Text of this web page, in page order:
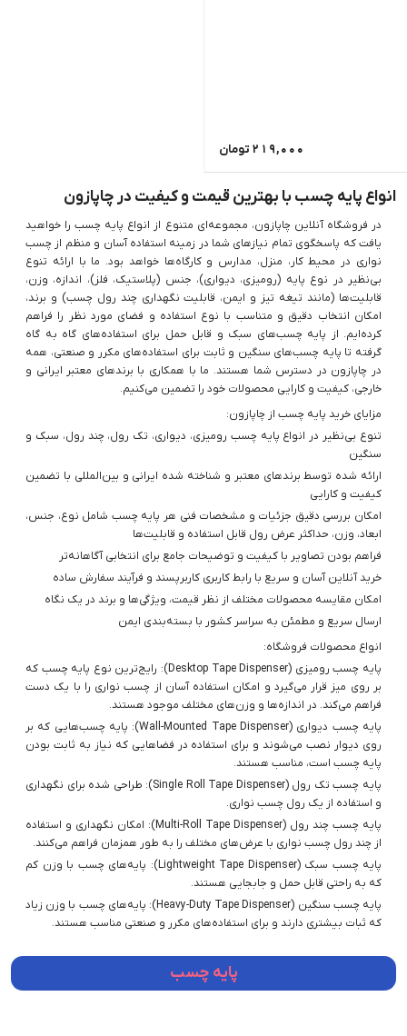
219,000 تومان
انواع پایه چسب با بهترین قیمت و کیفیت در چاپازون
در فروشگاه آنلاین چاپازون، مجموعه‌ای متنوع از انواع پایه چسب را خواهید
یافت که پاسخگوی تمام نیازهای شما در زمینه استفاده آسان و منظم از چسب
نواری در محیط کار، منزل، مدارس و کارگاه‌ها خواهد بود. ما با ارائه تنوع
بی‌نظیر در نوع پایه (رومیزی، دیواری)، جنس (پلاستیک، فلز)، اندازه، وزن،
قابلیت‌ها (مانند تیغه تیز و ایمن، قابلیت نگهداری چند رول چسب) و برند،
امکان انتخاب دقیق و متناسب با نوع استفاده و فضای مورد نظر را فراهم
کرده‌ایم. از پایه چسب‌های سبک و قابل حمل برای استفاده‌های گاه به گاه
گرفته تا پایه چسب‌های سنگین و ثابت برای استفاده‌های مکرر و صنعتی، همه
در چاپازون در دسترس شما هستند. ما با همکاری با برندهای معتبر ایرانی و
خارجی، کیفیت و کارایی محصولات خود را تضمین می‌کنیم.
مزایای خرید پایه چسب از چاپازون:
تنوع بی‌نظیر در انواع پایه چسب رومیزی، دیواری، تک رول، چند رول، سبک و
سنگین
ارائه شده توسط برندهای معتبر و شناخته شده ایرانی و بین‌المللی با تضمین
کیفیت و کارایی
امکان بررسی دقیق جزئیات و مشخصات فنی هر پایه چسب شامل نوع، جنس،
ابعاد، وزن، حداکثر عرض رول قابل استفاده و قابلیت‌ها
فراهم بودن تصاویر با کیفیت و توضیحات جامع برای انتخابی آگاهانه‌تر
خرید آنلاین آسان و سریع با رابط کاربری کاربرپسند و فرآیند سفارش ساده
امکان مقایسه محصولات مختلف از نظر قیمت، ویژگی‌ها و برند در یک نگاه
ارسال سریع و مطمئن به سراسر کشور با بسته‌بندی ایمن
انواع محصولات فروشگاه:
پایه چسب رومیزی (Desktop Tape Dispenser): رایج‌ترین نوع پایه چسب که
بر روی میز قرار می‌گیرد و امکان استفاده آسان از چسب نواری را با یک دست
فراهم می‌کند. در اندازه‌ها و وزن‌های مختلف موجود هستند.
پایه چسب دیواری (Wall-Mounted Tape Dispenser): پایه چسب‌هایی که بر
روی دیوار نصب می‌شوند و برای استفاده در فضاهایی که نیاز به ثابت بودن
پایه چسب است، مناسب هستند.
پایه چسب تک رول (Single Roll Tape Dispenser): طراحی شده برای نگهداری
و استفاده از یک رول چسب نواری.
پایه چسب چند رول (Multi-Roll Tape Dispenser): امکان نگهداری و استفاده
از چند رول چسب نواری با عرض‌های مختلف را به طور همزمان فراهم می‌کنند.
پایه چسب سبک (Lightweight Tape Dispenser): پایه‌های چسب با وزن کم
که به راحتی قابل حمل و جابجایی هستند.
پایه چسب سنگین (Heavy-Duty Tape Dispenser): پایه‌های چسب با وزن زیاد
که ثبات بیشتری دارند و برای استفاده‌های مکرر و صنعتی مناسب هستند.
پایه چسب